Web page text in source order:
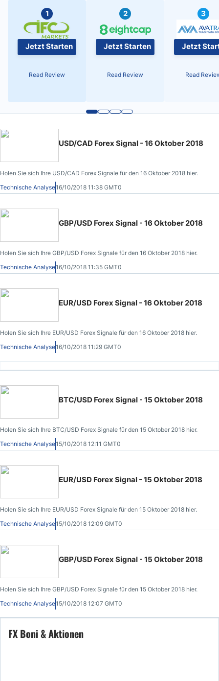
1
Jetzt Starten
Read Review
2
Jetzt Starten
Read Review
3
Jetzt
Read
USD/CAD Forex Signal - 16 Oktober 2018
Holen Sie sich Ihre USD/CAD Forex Signale für den 16 Oktober 2018 hier.
Technische Analyse16/10/2018 11:38 GMT0
GBP/USD Forex Signal - 16 Oktober 2018
Holen Sie sich Ihre GBP/USD Forex Signale für den 16 Oktober 2018 hier.
Technische Analyse16/10/2018 11:35 GMT0
EUR/USD Forex Signal - 16 Oktober 2018
Holen Sie sich Ihre EUR/USD Forex Signale für den 16 Oktober 2018 hier.
Technische Analyse16/10/2018 11:29 GMT0
BTC/USD Forex Signal - 15 Oktober 2018
Holen Sie sich Ihre BTC/USD Forex Signale für den 15 Oktober 2018 hier.
Technische Analyse15/10/2018 12:11 GMT0
EUR/USD Forex Signal - 15 Oktober 2018
Holen Sie sich Ihre EUR/USD Forex Signale für den 15 Oktober 2018 hier.
Technische Analyse15/10/2018 12:09 GMT0
GBP/USD Forex Signal - 15 Oktober 2018
Holen Sie sich Ihre GBP/USD Forex Signale für den 15 Oktober 2018 hier.
Technische Analyse15/10/2018 12:07 GMT0
FX Boni & Aktionen